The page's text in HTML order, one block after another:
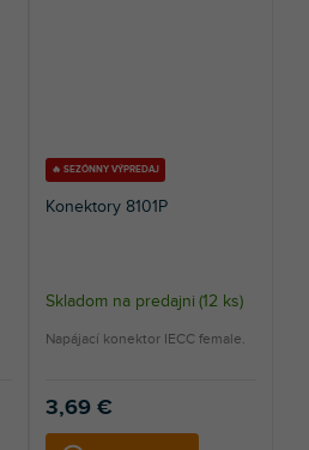
🔥 SEZÓNNY VÝPREDAJ
Konektory 8101P
Skladom na predajni (12 ks)
3,69 €
Napájací konektor IECC female.